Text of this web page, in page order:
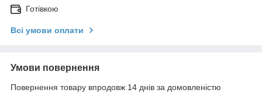
Готівкою
Всі умови оплати
Умови повернення
Повернення товару впродовж 14 днів за домовленістю